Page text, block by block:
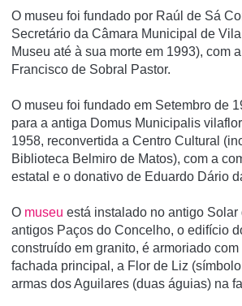
O museu foi fundado por Raúl de Sá
Secretário da Câmara Municipal de
Museu até à sua morte em 1993), com
Francisco de Sobral Pastor.
O museu foi fundado em Setembro de
para a antiga Domus Municipalis
1958, reconvertida a Centro Cultural
Biblioteca Belmiro de Matos), com a
estatal e o donativo de Eduardo Dário
O museu está instalado no antigo Solar
antigos Paços do Concelho, o edifí­cio
construí­do em granito, é armoriado
fachada principal, a Flor de Liz
armas dos Aguilares (duas águias) na